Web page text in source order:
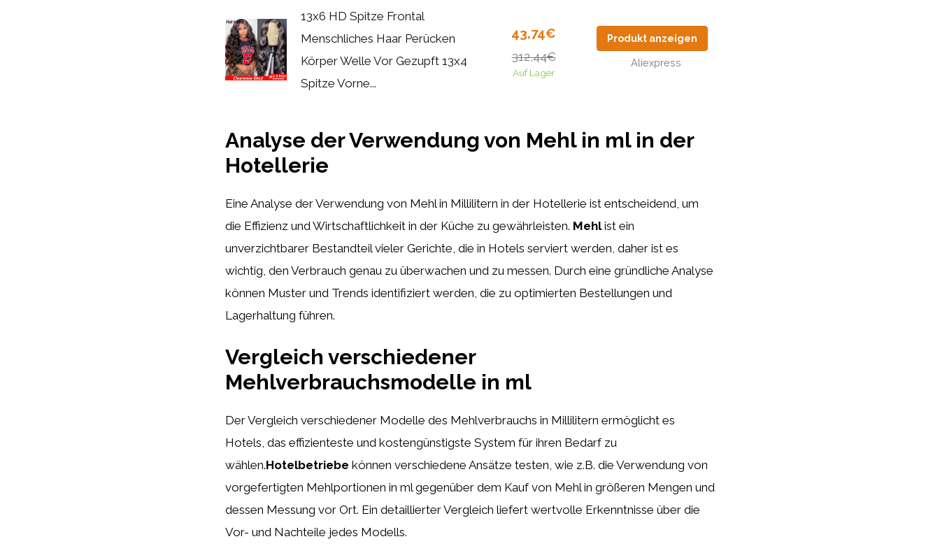
13x6 HD Spitze Frontal
Menschliches Haar Perücken
Körper Welle Vor Gezupft 13x4
Spitze Vorne...
43,74€
312,44€
Auf Lager
Produkt anzeigen
Aliexpress
Analyse der Verwendung von Mehl in ml in der
Hotellerie
Eine Analyse der Verwendung von Mehl in Millilitern in der Hotellerie ist entscheidend, um
die Effizienz und Wirtschaftlichkeit in der Küche zu gewährleisten. Mehlist ein
unverzichtbarer Bestandteil vieler Gerichte, die in Hotels serviert werden, daher ist es
wichtig, den Verbrauch genau zu überwachen und zu messen. Durch eine gründliche Analyse
können Muster und Trends identifiziert werden, die zu optimierten Bestellungen und
Lagerhaltung führen.
Vergleich verschiedener
Mehlverbrauchsmodelle in ml
Der Vergleich verschiedener Modelle des Mehlverbrauchs in Millilitern ermöglicht es
Hotels, das effizienteste und kostengünstigste System für ihren Bedarf zu
wählen.Hotelbetriebe können verschiedene Ansätze testen, wie z.B. die Verwendung von
vorgefertigten Mehlportionen in ml gegenüber dem Kauf von Mehl in größeren Mengen und
dessen Messung vor Ort. Ein detaillierter Vergleich liefert wertvolle Erkenntnisse über die
Vor- und Nachteile jedes Modells.